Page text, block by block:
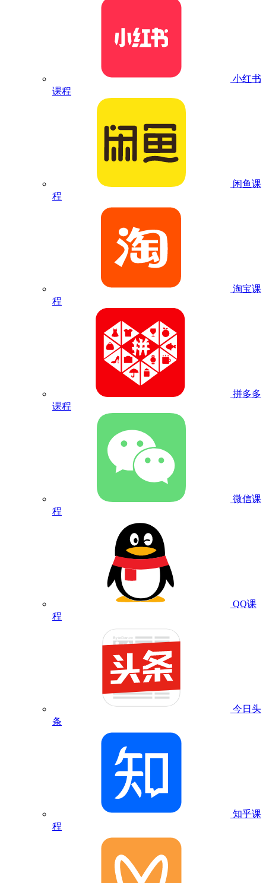
小红书
课程
闲鱼课
程
淘宝课
程
拼多多
课程
微信课
程
QQ课
程
今日头
条
知乎课
程